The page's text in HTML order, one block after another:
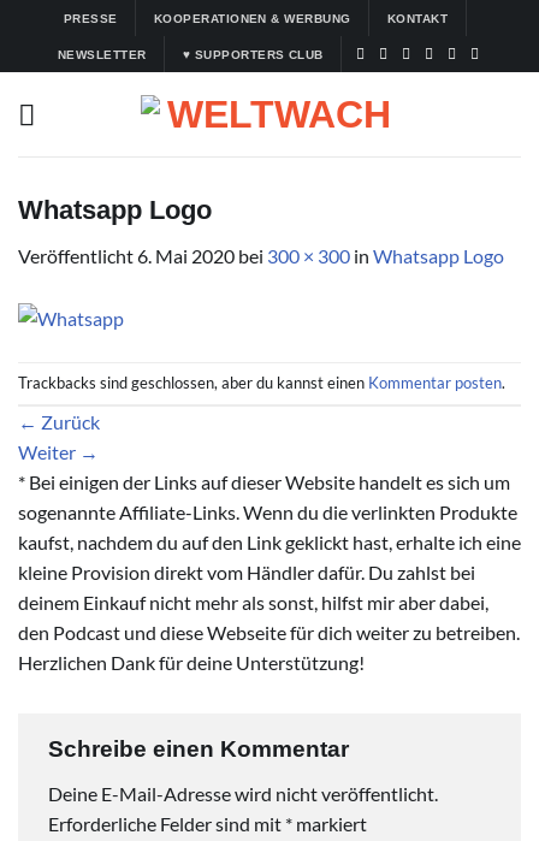
springen
PRESSE KOOPERATIONEN & WERBUNG KONTAKT
NEWSLETTER ♥ SUPPORTERS CLUB
Whatsapp Logo
Veröffentlicht6. Mai 2020 bei 300 × 300 in Whatsapp Logo
Trackbacks sind geschlossen, aber du kannst einen Kommentar posten.
← Zurück
Weiter →
* Bei einigen der Links auf dieser Website handelt es sich um
sogenannte Affiliate-Links. Wenn du die verlinkten Produkte
kaufst, nachdem du auf den Link geklickt hast, erhalte ich eine
kleine Provision direkt vom Händler dafür. Du zahlst bei
deinem Einkauf nicht mehr als sonst, hilfst mir aber dabei,
den Podcast und diese Webseite für dich weiter zu betreiben.
Herzlichen Dank für deine Unterstützung!
Schreibe einen Kommentar
Deine E-Mail-Adresse wird nicht veröffentlicht.
Erforderliche Felder sind mit * markiert